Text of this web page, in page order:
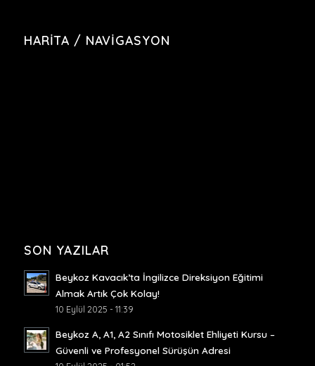
HARITA / NAVIGASYON
SON YAZILAR
Beykoz Kavacık’ta İngilizce Direksiyon Eğitimi
Almak Artık Çok Kolay!
10 Eylül 2025 - 11:39
Beykoz A, A1, A2 Sınıfı Motosiklet Ehliyeti Kursu –
Güvenli ve Profesyonel Sürüşün Adresi